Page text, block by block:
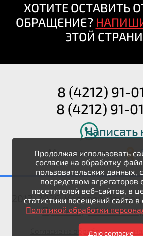
ХОТИТЕ ОСТАВИТЬ
ОБРАЩЕНИЕ?
ЭТОЙ
8 (4212) 91-
8 (4212) 91-
Написать
Мы в соцсетях:
2013-2026. Краевой
Противодействие
Согласие на обработку
Продолжая использовать
согласие на обработку
пользовательских данных,
посредством агрегаторов
посетителей веб-сайтов, в
статистики посещений сайта в
Политикой обработки
Даю согласие